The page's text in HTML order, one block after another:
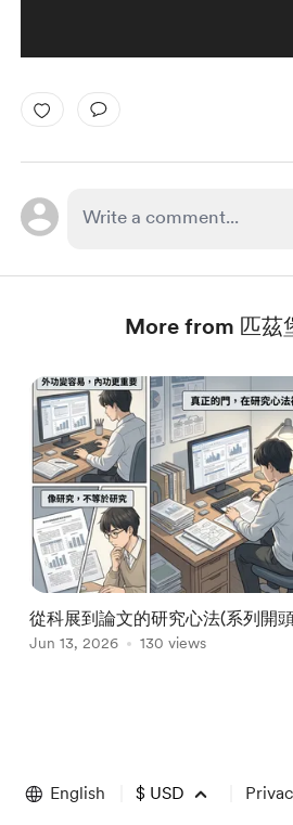
More from 匹茲
從科展到論文的研究心法(系列開
Jun 13, 2026 130 views
of
English $ USD